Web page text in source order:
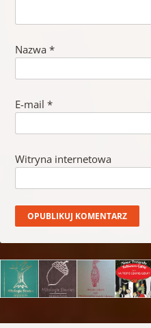
Nazwa *
E-mail *
Witryna internetowa